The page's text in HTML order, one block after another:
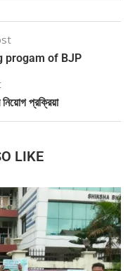
progam of BJP
প্রক্রিয়া
LIKE